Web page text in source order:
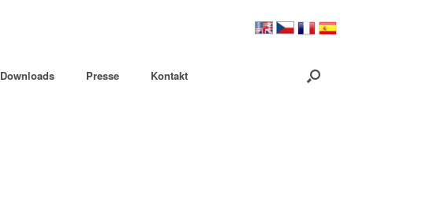
Downloads Presse Kontakt